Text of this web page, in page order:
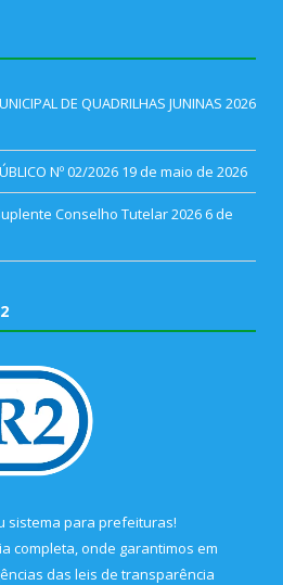
DE QUADRILHAS JUNINAS 2026
Nº 02/2026 19 de maio de 2026
Conselho Tutelar 2026 6 de
sistema para prefeituras!
completa, onde garantimos em
das leis de transparência